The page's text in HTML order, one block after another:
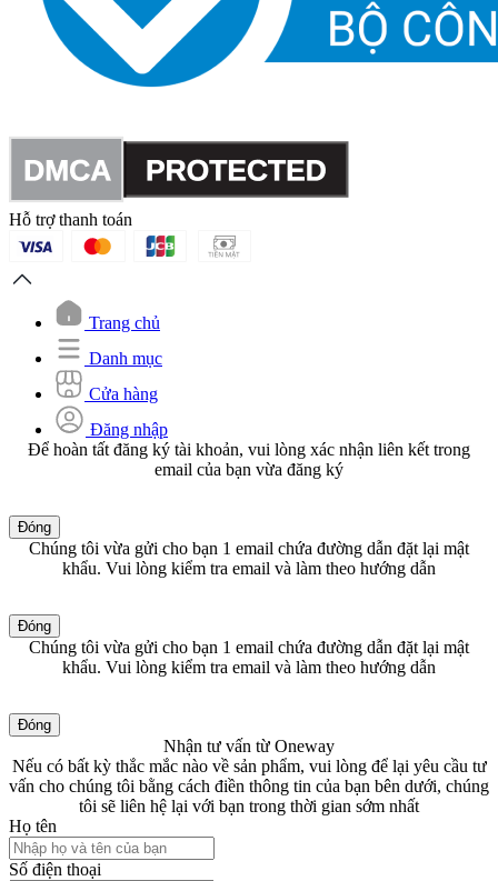
Hỗ trợ thanh toán
Trang chủ
Danh mục
Cửa hàng
Đăng nhập
Để hoàn tất đăng ký tài khoản, vui lòng xác nhận liên kết trong
email của bạn vừa đăng ký
Đóng
Chúng tôi vừa gửi cho bạn 1 email chứa đường dẫn đặt lại mật
khẩu. Vui lòng kiểm tra email và làm theo hướng dẫn
Đóng
Chúng tôi vừa gửi cho bạn 1 email chứa đường dẫn đặt lại mật
khẩu. Vui lòng kiểm tra email và làm theo hướng dẫn
Đóng
Nhận tư vấn từ Oneway
Nếu có bất kỳ thắc mắc nào về sản phẩm, vui lòng để lại yêu cầu tư
vấn cho chúng tôi bằng cách điền thông tin của bạn bên dưới, chúng
tôi sẽ liên hệ lại với bạn trong thời gian sớm nhất
Họ tên
Số điện thoại